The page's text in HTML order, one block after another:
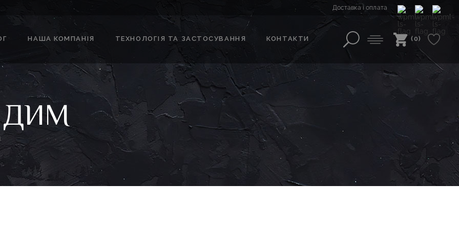
Доставка і оплата
НАША КОМПАНІЯ ТЕХНОЛОГІЯ ТА ЗАСТОСУВАННЯ КОНТАКТИ (0)
ДИМ